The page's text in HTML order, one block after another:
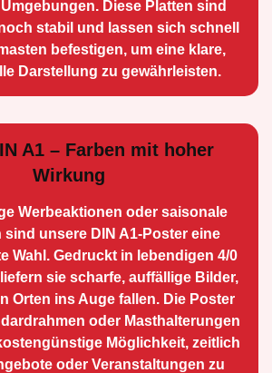
Diese Platten sind
stabil und lassen sich schnell
befestigen, um eine klare,
Darstellung zu gewährleisten.
A1 – Farben mit hoher
Wirkung
Werbe­aktionen oder saisonale
sind unsere DIN A1-Poster eine
Wahl. Gedruckt in lebendigen 4/0
sie scharfe, auffällige Bilder,
Orten ins Auge fallen. Die Poster
oder Masthalterungen
Möglichkeit, zeitlich
oder Veranstaltungen zu